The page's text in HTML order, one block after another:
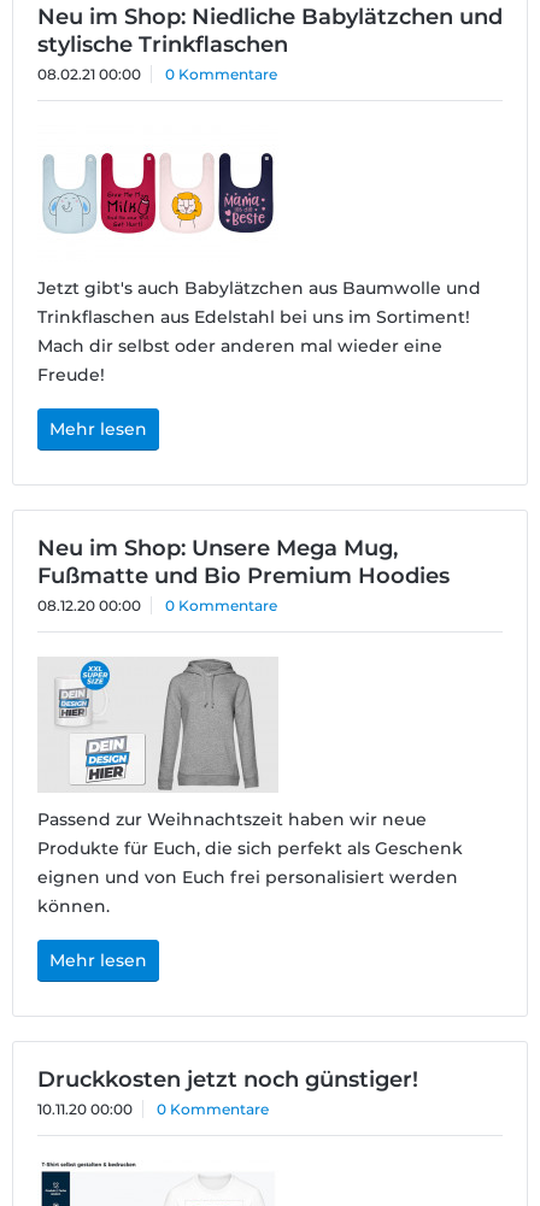
Neu im Shop: Niedliche Babylätzchen und
stylische Trinkflaschen
08.02.21 00:00 0 Kommentare
Jetzt gibt's auch Babylätzchen aus Baumwolle und
Trinkflaschen aus Edelstahl bei uns im Sortiment!
Mach dir selbst oder anderen mal wieder eine
Freude!
Mehr lesen
Neu im Shop: Unsere Mega Mug,
Fußmatte und Bio Premium Hoodies
08.12.20 00:00 0 Kommentare
Passend zur Weihnachtszeit haben wir neue
Produkte für Euch, die sich perfekt als Geschenk
eignen und von Euch frei personalisiert werden
können.
Mehr lesen
Druckkosten jetzt noch günstiger!
10.11.20 00:00 0 Kommentare